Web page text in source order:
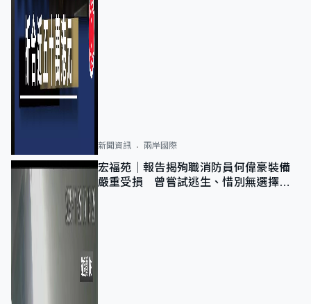
新聞資訊 兩岸國際
宏福苑｜報告揭殉職消防員何偉豪裝備
嚴重受損 曾嘗試逃生、惜別無選擇下